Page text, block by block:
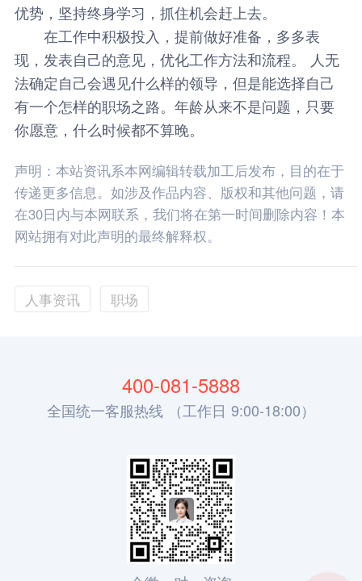
优势，坚持终身学习，抓住机会赶上去。
在工作中积极投入，提前做好准备，多多表
现，发表自己的意见，优化工作方法和流程。 人无
法确定自己会遇见什么样的领导，但是能选择自己
有一个怎样的职场之路。年龄从来不是问题，只要
你愿意，什么时候都不算晚。
声明：本站资讯系本网编辑转载加工后发布，目的在于
传递更多信息。如涉及作品内容、版权和其他问题，请
在30日内与本网联系，我们将在第一时间删除内容！本
网站拥有对此声明的最终解释权。
人事资讯 职场
400-081-5888
全国统一客服热线 （工作日 9:00-18:00）